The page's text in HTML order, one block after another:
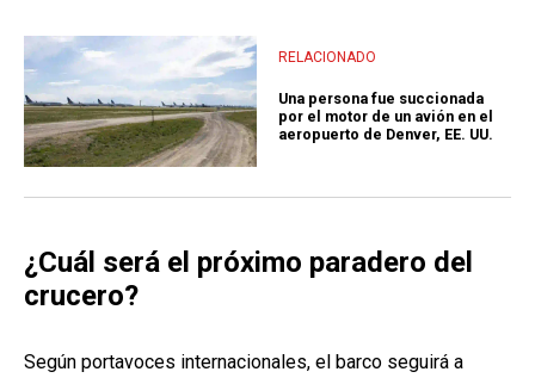
RELACIONADO
Una persona fue succionada
por el motor de un avión en el
aeropuerto de Denver, EE. UU.
¿Cuál será el próximo paradero del
crucero?
Según portavoces internacionales, el barco seguirá a